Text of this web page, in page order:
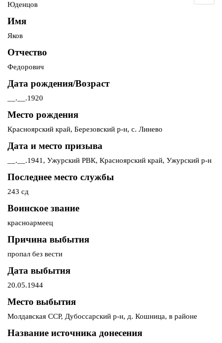
Юденцов
Имя
Яков
Отчество
Федорович
Дата рождения/Возраст
__.__.1920
Место рождения
Красноярский край, Березовский р-н, с. Линево
Дата и место призыва
__.__.1941, Ужурский РВК, Красноярский край, Ужурский р-н
Последнее место службы
243 сд
Воинское звание
красноармеец
Причина выбытия
пропал без вести
Дата выбытия
20.05.1944
Место выбытия
Молдавская ССР, Дубоссарский р-н, д. Кошница, в районе
Название источника донесения